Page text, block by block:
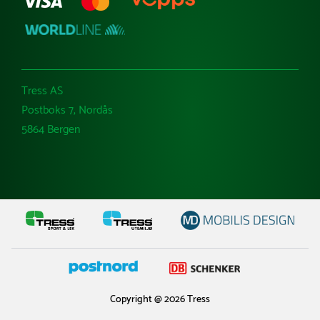
Tress AS
Postboks 7, Nordås
5864 Bergen
Copyright @ 2026 Tress